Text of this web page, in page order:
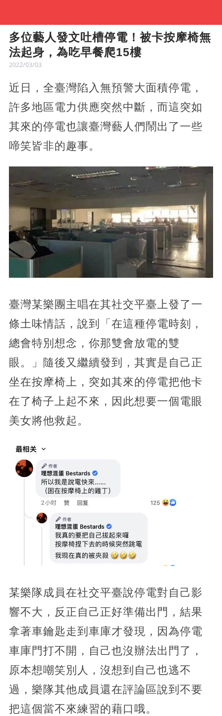
多位藝人發文吐槽停電！被卡按摩椅無
法起身，為吃早餐爬15樓
2022/03/03
近日，全臺灣陷入無預警大面積停電，
許多地區電力供應突然中斷，而這突如
其來的停電也讓臺灣藝人們鬧出了一些
啼笑皆非的趣事。
臺灣某樂團主唱在其社交平臺上發了一
條土味情話，說到「在這種停電時刻，
總會特別想念，你那雙會放電的雙
眼。」隨後又繼續發到，其實是自己正
坐在按摩椅上，突如其來的停電把他卡
在了椅子上起不來，因此想要一個電眼
美女將他救起。
某樂隊成員在社交平臺說停電對自己影
響不大，反正自己正好準備出門，結果
拿著車鑰匙走到車庫才發現，因為停電
車庫門打不開，自己也沒辦法出門了，
原本想嘲笑別人，沒想到自己也逃不
過，樂隊其他成員還在評論區說到不要
把這個當不來練習的藉口哦。